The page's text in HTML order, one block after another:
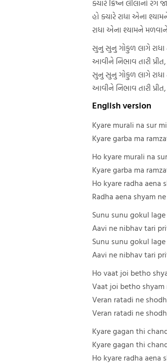
ક્યારે ક્રિષ્ન લીલાનો રંગ
હો ક્યારે રાધા એના
રાધા એના શ્યામને
સુનુ સુનુ ગોકુળ લાગે રાધા
આવીને નિભાવ તારી પ્રીત,
સુનુ સુનુ ગોકુળ લાગે રાધા
આવીને નિભાવ તારી પ્રીત,
English version
Kyare murali na sur
Kyare garba ma
Ho kyare murali na
Kyare garba ma
Ho kyare radha aena
Radha aena shyam
Sunu sunu gokul
Aavi ne nibhav tari
Sunu sunu gokul
Aavi ne nibhav tari
Ho vaat joi betho
Vaat joi betho
Veran ratadi ne
Veran ratadi ne
Kyare gagan thi
Kyare gagan thi
Ho kyare radha aena